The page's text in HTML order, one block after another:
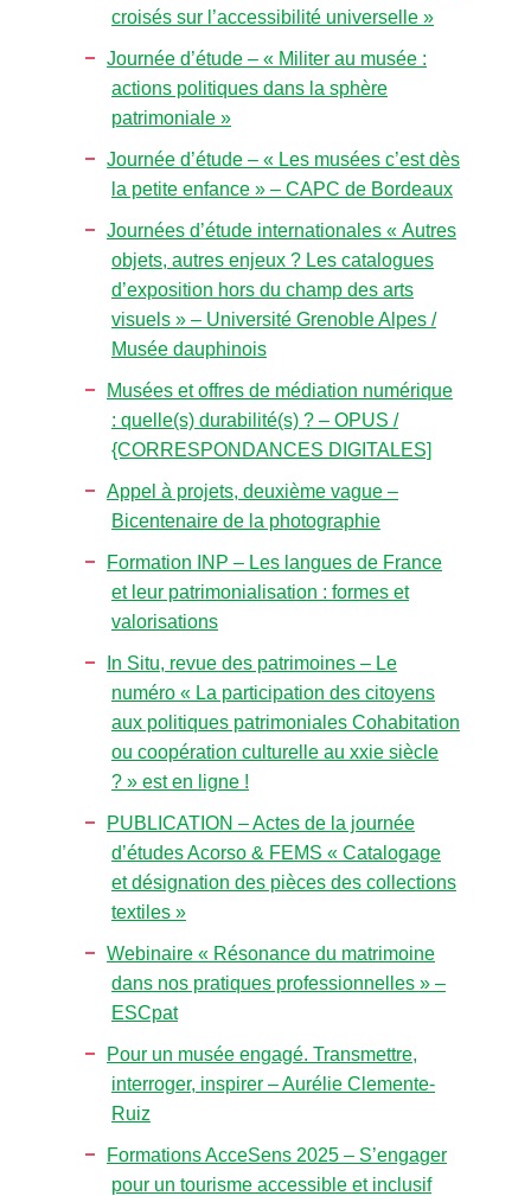
croisés sur l’accessibilité universelle »
Journée d’étude – « Militer au musée :
actions politiques dans la sphère
patrimoniale »
Journée d’étude – « Les musées c’est dès
la petite enfance » – CAPC de Bordeaux
Journées d’étude internationales « Autres
objets, autres enjeux ? Les catalogues
d’exposition hors du champ des arts
visuels » – Université Grenoble Alpes /
Musée dauphinois
Musées et offres de médiation numérique
: quelle(s) durabilité(s) ? – OPUS /
{CORRESPONDANCES DIGITALES]
Appel à projets, deuxième vague –
Bicentenaire de la photographie
Formation INP – Les langues de France
et leur patrimonialisation : formes et
valorisations
In Situ, revue des patrimoines – Le
numéro « La participation des citoyens
aux politiques patrimoniales Cohabitation
ou coopération culturelle au xxie siècle
? » est en ligne !
PUBLICATION – Actes de la journée
d’études Acorso & FEMS « Catalogage
et désignation des pièces des collections
textiles »
Webinaire « Résonance du matrimoine
dans nos pratiques professionnelles » –
ESCpat
Pour un musée engagé. Transmettre,
interroger, inspirer – Aurélie Clemente-
Ruiz
Formations AcceSens 2025 – S’engager
pour un tourisme accessible et inclusif